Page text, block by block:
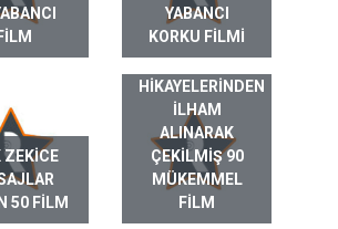
FILM
YABANCI
KORKU FILMI
ZEKICE
50 FILM
GERÇEK HAYAT
HIKAYELERINDEN
ILHAM
ALINARAK
ÇEKILMIŞ 90
MÜKEMMEL
FILM